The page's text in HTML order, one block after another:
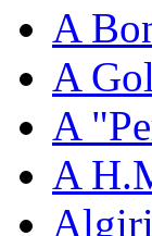
A
A
A
A
Algiri